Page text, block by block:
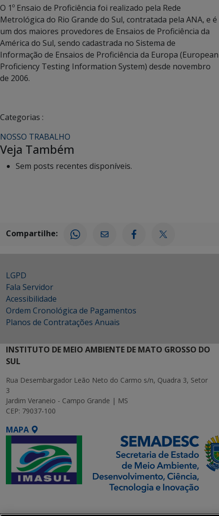
O 1º Ensaio de Proficiência foi realizado pela Rede
Metrológica do Rio Grande do Sul, contratada pela ANA, e é
um dos maiores provedores de Ensaios de Proficiência da
América do Sul, sendo cadastrada no Sistema de
Informação de Ensaios de Proficiência da Europa (European
Proficiency Testing Information System) desde novembro
de 2006.
Categorias :
NOSSO TRABALHO
Veja Também
Sem posts recentes disponíveis.
Compartilhe:
LGPD
Fala Servidor
Acessibilidade
Ordem Cronológica de Pagamentos
Planos de Contratações Anuais
INSTITUTO DE MEIO AMBIENTE DE MATO GROSSO DO
SUL
Rua Desembargador Leão Neto do Carmo s/n, Quadra 3, Setor
3
Jardim Veraneio - Campo Grande | MS
CEP: 79037-100
MAPA